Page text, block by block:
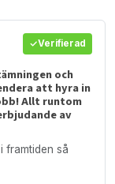
Verifierad
och
att hyra in
Allt runtom
av
framtiden så